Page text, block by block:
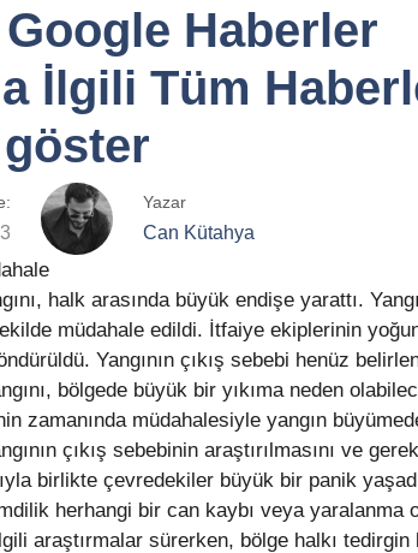
Google Haberler
İlgili Tüm
göster
Yazar
Can Kütahya
halk arasında büyük endişe yarattı.
müdahale edildi. İtfaiye ekiplerinin
Yangının çıkış sebebi henüz
bölgede büyük bir yıkıma neden
zamanında müdahalesiyle yangın
çıkış sebebinin araştırılmasını ve
birlikte çevredekiler büyük bir panik
herhangi bir can kaybı veya yaralanma
araştırmalar sürerken, bölge halkı